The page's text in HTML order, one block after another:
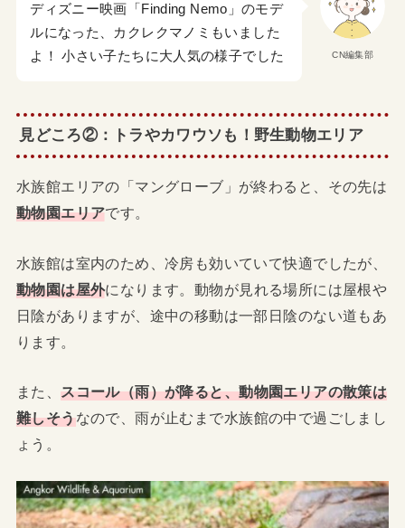
CN編集部
ディズニー映画「Finding Nemo」のモデ
ルになった、カクレクマノミもいました
よ！ 小さい子たちに大人気の様子でした
見どころ②：トラやカワウソも！野生動物エリア
水族館エリアの「マングローブ」が終わると、その先は
動物園エリアです。
水族館は室内のため、冷房も効いていて快適でしたが、
動物園は屋外になります。動物が見れる場所には屋根や
日陰がありますが、途中の移動は一部日陰のない道もあ
ります。
また、スコール（雨）が降ると、動物園エリアの散策は
難しそうなので、雨が止むまで水族館の中で過ごしまし
ょう。